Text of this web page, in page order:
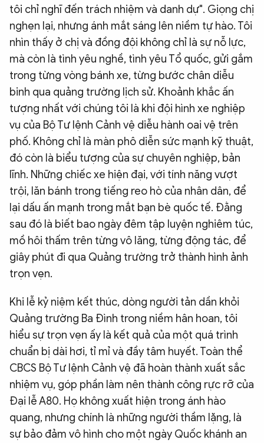
tôi chỉ nghĩ đến trách nhiệm và danh dự". Giọng chị
nghẹn lại, nhưng ánh mắt sáng lên niềm tự hào. Tôi
nhìn thấy ở chị và đồng đội không chỉ là sự nỗ lực,
mà còn là tình yêu nghề, tình yêu Tổ quốc, gửi gắm
trong từng vòng bánh xe, từng bước chân diễu
binh qua quảng trường lịch sử. Khoảnh khắc ấn
tượng nhất với chúng tôi là khi đội hình xe nghiệp
vụ của Bộ Tư lệnh Cảnh vệ diễu hành oai vệ trên
phố. Không chỉ là màn phô diễn sức mạnh kỹ thuật,
đó còn là biểu tượng của sự chuyên nghiệp, bản
lĩnh. Những chiếc xe hiện đại, với tính năng vượt
trội, lăn bánh trong tiếng reo hò của nhân dân, để
lại dấu ấn mạnh trong mắt bạn bè quốc tế. Đằng
sau đó là biết bao ngày đêm tập luyện nghiêm túc,
mồ hôi thấm trên từng vô lăng, từng động tác, để
giây phút đi qua Quảng trường trở thành hình ảnh
trọn vẹn.
Khi lễ kỷ niệm kết thúc, dòng người tản dần khỏi
Quảng trường Ba Đình trong niềm hân hoan, tôi
hiểu sự trọn vẹn ấy là kết quả của một quá trình
chuẩn bị dài hơi, tỉ mỉ và đầy tâm huyết. Toàn thể
CBCS Bộ Tư lệnh Cảnh vệ đã hoàn thành xuất sắc
nhiệm vụ, góp phần làm nên thành công rực rỡ của
Đại lễ A80. Họ không xuất hiện trong ánh hào
quang, nhưng chính là những người thầm lặng, là
sự bảo đảm vô hình cho một ngày Quốc khánh an